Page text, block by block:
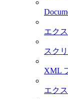
エク
スク
XML
エク